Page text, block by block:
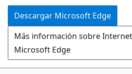
Descargar Microsoft Edge
Más información sobre
Microsoft Edge